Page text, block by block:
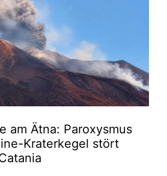
am Ätna: Paroxysmus
Kraterkegel stört